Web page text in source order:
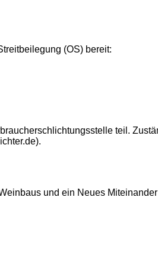
(OS) bereit:
teil.
).
und ein Neues